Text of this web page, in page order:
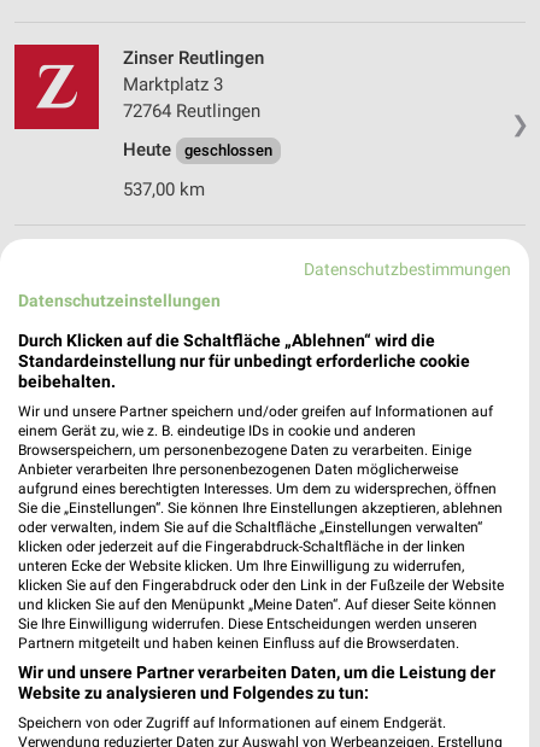
❯
Zinser Reutlingen
Marktplatz 3
72764 Reutlingen
Heute
geschlossen
537,00 km
72764 Reutlingen
Heute geschlossen
Takko Fashion Reutlingen
Markwiesenstraße 12
72770 Reutlingen
Heute geschlossen
538,73 km
KiK Reutlingen Betzingen
Ferdinand-Lassalle-Straße 4
72770 Reutlingen Betzingen
Datenschutzbestimmungen
Datenschutzeinstellungen
Durch Klicken auf die Schaltfläche „Ablehnen“ wird die
Standardeinstellung nur für unbedingt erforderliche cookie
beibehalten.
Wir und unsere Partner speichern und/oder greifen auf Informationen auf
einem Gerät zu, wie z. B. eindeutige IDs in cookie und anderen
Browserspeichern, um personenbezogene Daten zu verarbeiten. Einige
Anbieter verarbeiten Ihre personenbezogenen Daten möglicherweise
aufgrund eines berechtigten Interesses. Um dem zu widersprechen, öffnen
Sie die „Einstellungen“. Sie können Ihre Einstellungen akzeptieren, ablehnen
oder verwalten, indem Sie auf die Schaltfläche „Einstellungen verwalten“
klicken oder jederzeit auf die Fingerabdruck-Schaltfläche in der linken
unteren Ecke der Website klicken. Um Ihre Einwilligung zu widerrufen,
klicken Sie auf den Fingerabdruck oder den Link in der Fußzeile der Website
und klicken Sie auf den Menüpunkt „Meine Daten“. Auf dieser Seite können
Sie Ihre Einwilligung widerrufen. Diese Entscheidungen werden unseren
Partnern mitgeteilt und haben keinen Einfluss auf die Browserdaten.
Wir und unsere Partner verarbeiten Daten, um die Leistung der
Website zu analysieren und Folgendes zu tun:
Speichern von oder Zugriff auf Informationen auf einem Endgerät.
Verwendung reduzierter Daten zur Auswahl von Werbeanzeigen. Erstellung